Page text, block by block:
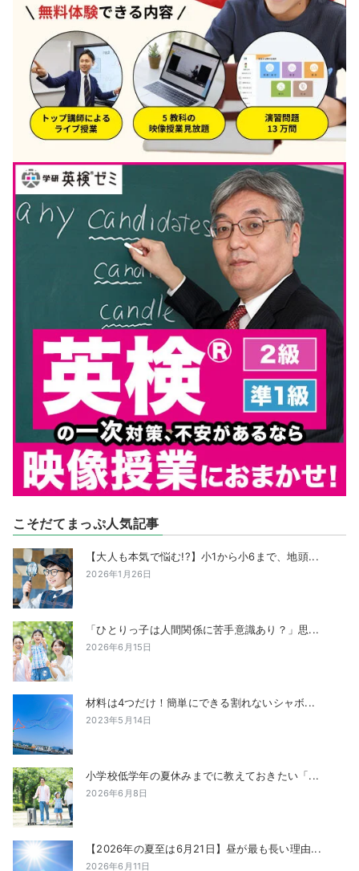
こそだてまっぷ人気記事
【大人も本気で悩む!?】小1から小6まで、地頭...
2026年1月26日
「ひとりっ子は人間関係に苦手意識あり？」思...
2026年6月15日
材料は4つだけ！簡単にできる割れないシャボ...
2023年5月14日
小学校低学年の夏休みまでに教えておきたい「...
2026年6月8日
【2026年の夏至は6月21日】昼が最も長い理由...
2026年6月11日